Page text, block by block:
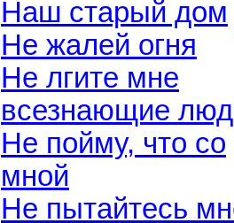
Наш старый дом
Не жалей огня
Не лгите мне
всезнающие
Не пойму, что со
мной
Не пытайтесь